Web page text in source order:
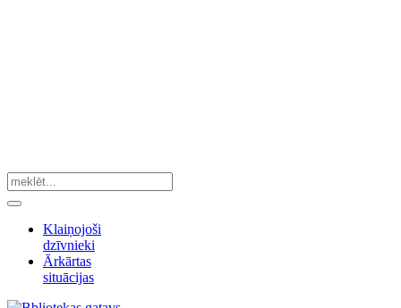
Klaiņojoši
dzīvnieki
Ārkārtas
situācijas